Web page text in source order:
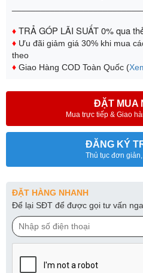
♦ TRẢ GÓP LÃI SUẤT 0% qua
♦ Ưu đãi giảm giá 30% khi mua
theo
♦ Giao Hàng COD Toàn Quốc (
ĐẶT MUA
Mua trực tiếp & Giao
ĐĂNG KÝ
Thủ tục đơn
ĐẶT HÀNG NHANH
Để lại SĐT để được gọi tư vấn